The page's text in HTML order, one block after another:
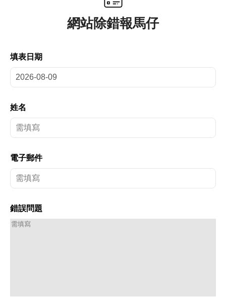
網站除錯報馬仔
填表日期
姓名
電子郵件
錯誤問題